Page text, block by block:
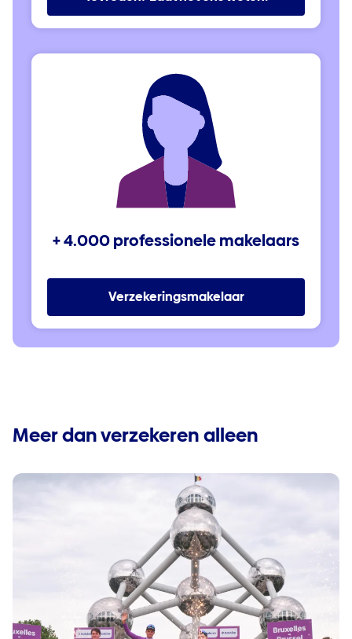
+ 4.000 professionele makelaars
Verzekeringsmakelaar
Meer dan verzekeren alleen